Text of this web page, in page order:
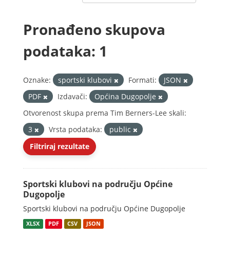
Pronađeno skupova
podataka: 1
Oznake: sportski klubovi Formati:
JSON
PDF
Izdavači:
Općina Dugopolje
Otvorenost skupa prema Tim Berners-Lee skali:
3
Vrsta podataka:
public
Filtriraj rezultate
Sportski klubovi na području Općine
Dugopolje
Sportski klubovi na području Općine Dugopolje
XLSX PDF CSV JSON